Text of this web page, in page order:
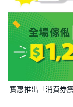
實惠推出「消費券